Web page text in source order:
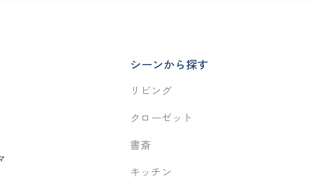
シーンから探す
リビング
クローゼット
書斎
キッチン